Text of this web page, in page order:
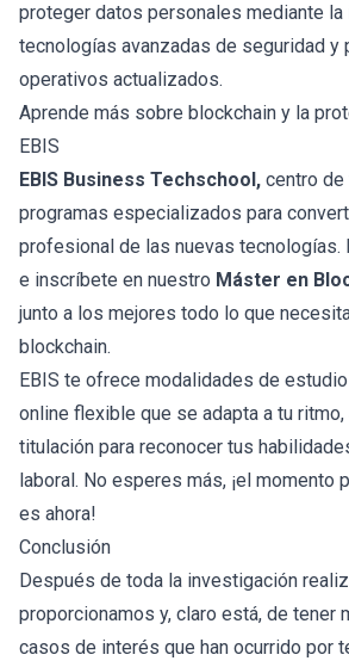
proteger datos personales mediante la
tecnologías avanzadas de seguridad y
operativos actualizados.
Aprende más sobre blockchain y la
EBIS
EBIS Business Techschool, centro
programas especializados para
profesional de las nuevas tecnologías.
e inscríbete en nuestro Máster en
junto a los mejores todo lo que
blockchain.
EBIS te ofrece modalidades de
online flexible que se adapta a tu
titulación para reconocer tus
laboral. No esperes más, ¡el momento
es ahora!
Conclusión
Después de toda la investigación
proporcionamos y, claro está, de tener
casos de interés que han ocurrido por